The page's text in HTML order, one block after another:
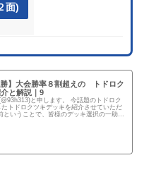
面)
勝】大会勝率８割超えの トドロク
と解説｜9
と申します。 今話題のトドロク
トドロクツキデッキを紹介させていただ
ということで、皆様のデッキ選択の一助に